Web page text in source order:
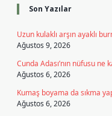
Son Yazılar
Uzun kulaklı arşın ayaklı
Ağustos 9, 2026
Cunda Adası’nın nüfusu ne
Ağustos 6, 2026
Kumaş boyama da sıkma
Ağustos 6, 2026